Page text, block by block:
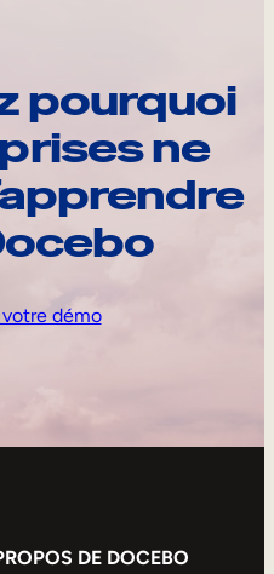
pourquoi
ne
démo
DE DOCEBO